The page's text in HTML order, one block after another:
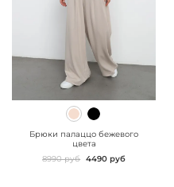
" class="js-prevent-
Брюки палаццо бежевого
цвета
8990 руб 4490 руб